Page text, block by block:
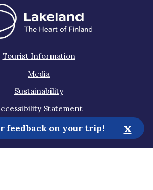
Tourist Information
Media
Sustainability
Statement
Privacy Policy
feedback on your trip! x